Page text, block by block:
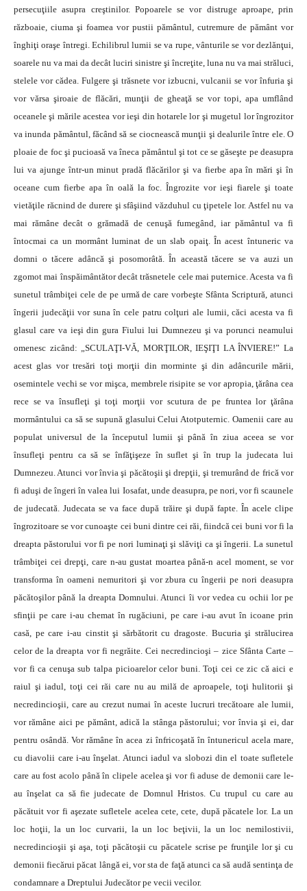
persecuţiile asupra creştinilor. Popoarele se vor distruge aproape, prin
războaie, ciuma şi foamea vor pustii pământul, cutremure de pământ vor
înghiţi oraşe întregi. Echilibrul lumii se va rupe, vânturile se vor dezlănţui,
soarele nu va mai da decât luciri sinistre şi încreţite, luna nu va mai străluci,
stelele vor cădea. Fulgere şi trăsnete vor izbucni, vulcanii se vor înfuria şi
vor vărsa şiroaie de flăcări, munţii de gheaţă se vor topi, apa umflând
oceanele şi mările acestea vor ieşi din hotarele lor şi mugetul lor îngrozitor
va inunda pământul, făcând să se ciocnească munţii şi dealurile între ele. O
ploaie de foc şi pucioasă va îneca pământul şi tot ce se găseşte pe deasupra
lui va ajunge într-un minut pradă flăcărilor şi va fierbe apa în mări şi în
oceane cum fierbe apa în oală la foc. Îngrozite vor ieşi fiarele şi toate
vietăţile răcnind de durere şi sfâşiind văzduhul cu ţipetele lor. Astfel nu va
mai rămâne decât o grămadă de cenuşă fumegând, iar pământul va fi
întocmai ca un mormânt luminat de un slab opaiţ. În acest întuneric va
domni o tăcere adâncă şi posomorâtă. În această tăcere se va auzi un
zgomot mai înspăimântător decât trăsnetele cele mai puternice. Acesta va fi
sunetul trâmbiţei cele de pe urmă de care vorbeşte Sfânta Scriptură, atunci
îngerii judecăţii vor suna în cele patru colţuri ale lumii, căci acesta va fi
glasul care va ieşi din gura Fiului lui Dumnezeu şi va porunci neamului
omenesc zicând: „SCULAŢI-VĂ, MORŢILOR, IEŞIŢI LA ÎNVIERE!” La
acest glas vor tresări toţi morţii din morminte şi din adâncurile mării,
osemintele vechi se vor mişca, membrele risipite se vor apropia, ţărâna cea
rece se va însufleţi şi toţi morţii vor scutura de pe fruntea lor ţărâna
mormântului ca să se supună glasului Celui Atotputernic. Oamenii care au
populat universul de la începutul lumii şi până în ziua aceea se vor
însufleţi pentru ca să se înfăţişeze în suflet şi în trup la judecata lui
Dumnezeu. Atunci vor învia şi păcătoşii şi drepţii, şi tremurând de frică vor
fi aduşi de îngeri în valea lui Iosafat, unde deasupra, pe nori, vor fi scaunele
de judecată. Judecata se va face după trăire şi după fapte. În acele clipe
îngrozitoare se vor cunoaşte cei buni dintre cei răi, fiindcă cei buni vor fi la
dreapta păstorului vor fi pe nori luminaţi şi slăviţi ca şi îngerii. La sunetul
trâmbiţei cei drepţi, care n-au gustat moartea până-n acel moment, se vor
transforma în oameni nemuritori şi vor zbura cu îngerii pe nori deasupra
păcătoşilor până la dreapta Domnului. Atunci îi vor vedea cu ochii lor pe
sfinţii pe care i-au chemat în rugăciuni, pe care i-au avut în icoane prin
casă, pe care i-au cinstit şi sărbătorit cu dragoste. Bucuria şi strălucirea
celor de la dreapta vor fi negrăite. Cei necredincioşi – zice Sfânta Carte –
vor fi ca cenuşa sub talpa picioarelor celor buni. Toţi cei ce zic că aici e
raiul şi iadul, toţi cei răi care nu au milă de aproapele, toţi hulitorii şi
necredincioşii, care au crezut numai în aceste lucruri trecătoare ale lumii,
vor rămâne aici pe pământ, adică la stânga păstorului; vor învia şi ei, dar
pentru osândă. Vor rămâne în acea zi înfricoşată în întunericul acela mare,
cu diavolii care i-au înşelat. Atunci iadul va slobozi din el toate sufletele
care au fost acolo până în clipele acelea şi vor fi aduse de demonii care le-
au înşelat ca să fie judecate de Domnul Hristos. Cu trupul cu care au
păcătuit vor fi aşezate sufletele acelea cete, cete, după păcatele lor. La un
loc hoţii, la un loc curvarii, la un loc beţivii, la un loc nemilostivii,
necredincioşii şi aşa, toţi păcătoşii cu păcatele scrise pe frunţile lor şi cu
demonii fiecărui păcat lângă ei, vor sta de faţă atunci ca să audă sentinţa de
condamnare a Dreptului Judecător pe vecii vecilor.